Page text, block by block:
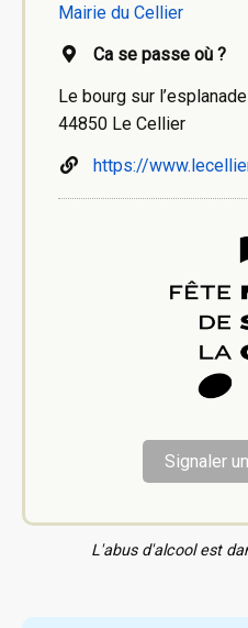
Mairie du Cellier
Ca se passe où ?
Le bourg sur
44850 Le Cellier
https://
Signaler
L'abus d'alcool est